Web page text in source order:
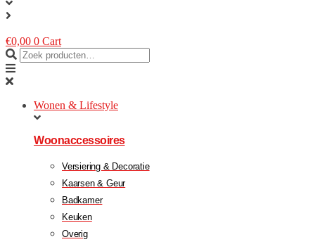
€0,00 0 Cart
Wonen & Lifestyle
Woonaccessoires
Versiering & Decoratie
Kaarsen & Geur
Badkamer
Keuken
Overig